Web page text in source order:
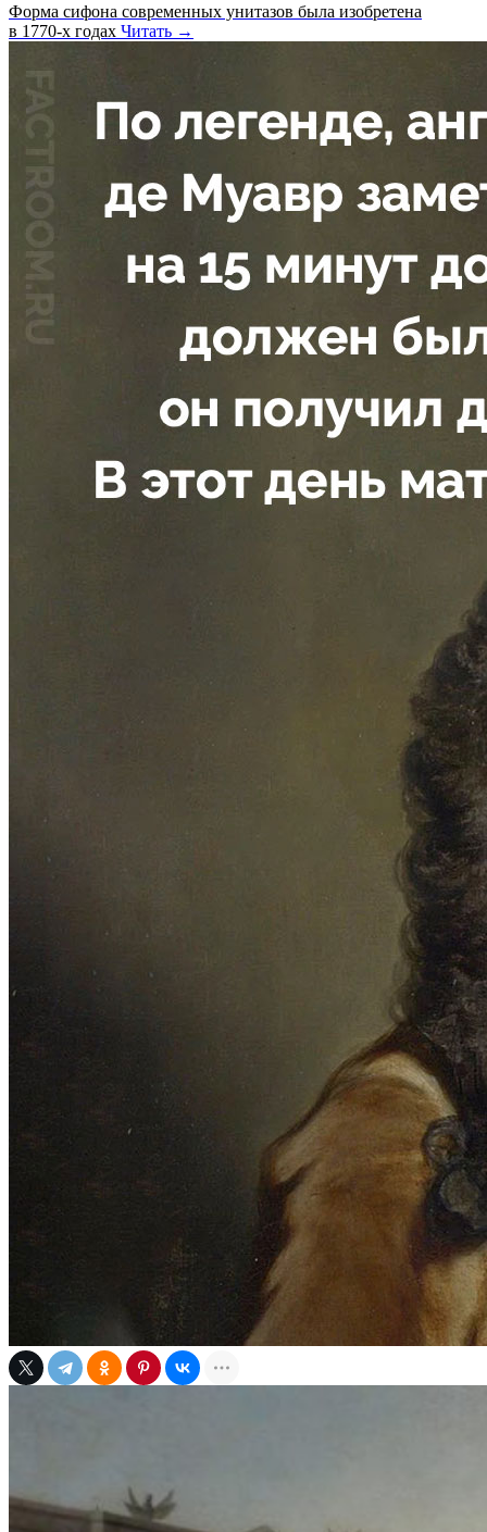
Форма сифона современных унитазов была изобретена
в 1770-х годах Читать →